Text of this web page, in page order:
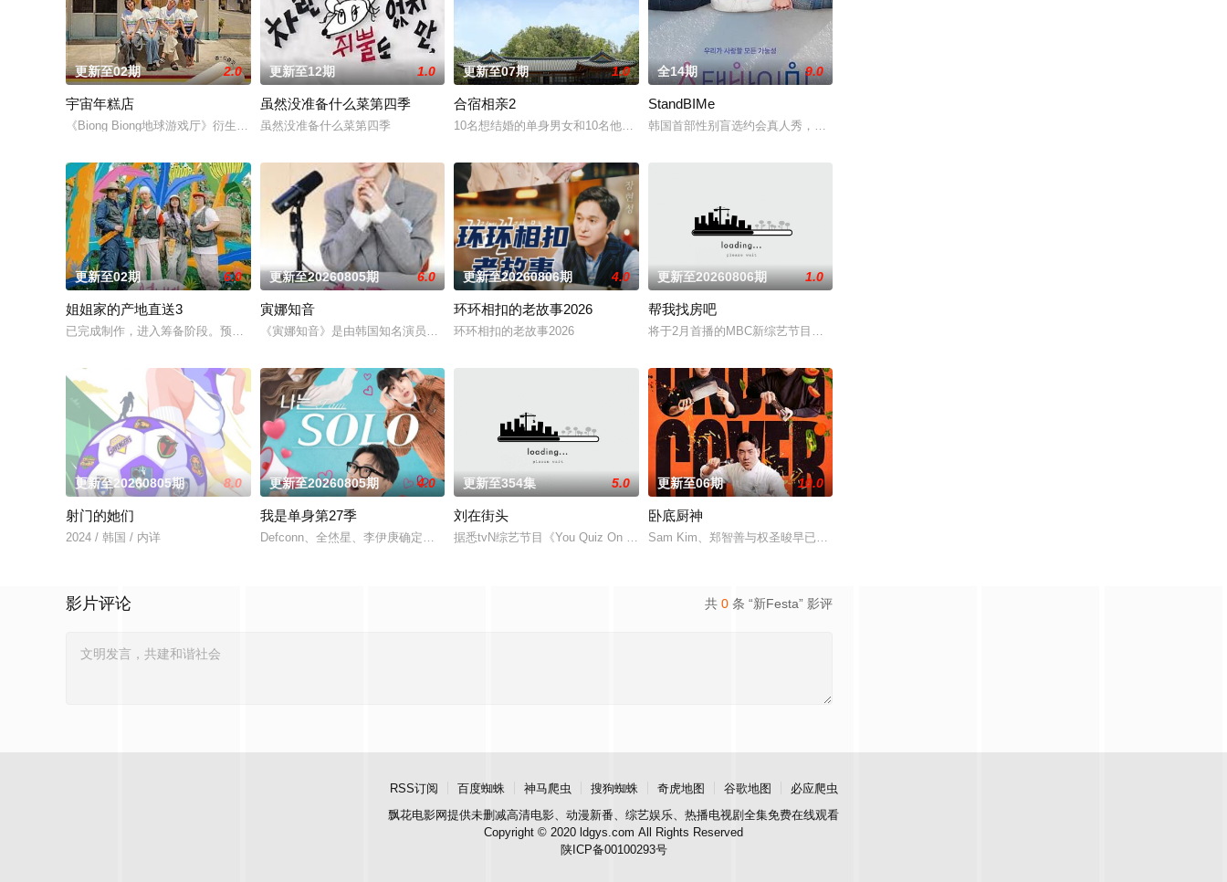
更新至02期 2.0
宇宙年糕店
《Biong Biong地球游戏厅》衍生综艺
更新至12期 1.0
虽然没准备什么菜第四季
虽然没准备什么菜第四季
更新至07期 1.0
合宿相亲2
10名想结婚的单身男女和10名他们的母亲一起合住了6天5夜，为了“结婚”的一个目标而奔跑。
全14期 9.0
StandBIMe
韩国首部性别盲选约会真人秀，展现多样爱情的可能性。他爱她，他爱他，她爱她。是兄弟，是姐妹，是情敌
更新至02期 6.0
姐姐家的产地直送3
已完成制作，进入筹备阶段。预计将于明年初开拍，并于下半年播出。
更新至20260805期 6.0
寅娜知音
《寅娜知音》是由韩国知名演员刘寅娜主持的疗癒系YT综艺节目，主打听觉型YouTube的特殊概念。，以访谈形式与来宾一起分享恋爱与生活故事，这一季
更新至20260806期 4.0
环环相扣的老故事2026
环环相扣的老故事2026
更新至20260806期 1.0
帮我找房吧
将于2月首播的MBC新综艺节目《帮我找房吧》是综艺史上首个房地产真人秀，节目中朴娜莱和金淑将作为队
更新至20260805期 8.0
射门的她们
2024 / 韩国 / 内详
更新至20260805期 4.0
我是单身第27季
Defconn、全烋星、李伊庚确定成为SBS PLUS、skyTV的NQQ频道播出的新约会节目《我是SOLO》3名MC。《我是SOLO》由恋爱真
更新至354集 5.0
刘在街头
据悉tvN综艺节目《You Quiz On The Block》即将携第二季回归，据tvN方面透露，该节目将依然保留刘在锡、曹世镐的固定班底，预
更新至06期 10.0
卧底厨神
Sam Kim、郑智善与权圣晙早已在韩国料理界闯出名号，成为备受瞩目的主厨，却多年未回到第一线当"台前
共 0 条 “新Festa” 影评
影片评论
RSS订阅 百度蜘蛛 神马爬虫 搜狗蜘蛛 奇虎地图 谷歌地图
必应爬虫
飘花电影网提供未删减高清电影、动漫新番、综艺娱乐、热播电视剧全集免费在线观看
Copyright © 2020 ldgys.com All Rights Reserved
陕ICP备00100293号